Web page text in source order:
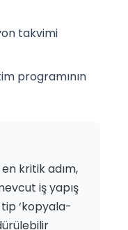
takvimi
programının
kritik adım,
iş yapış
‘kopyala-